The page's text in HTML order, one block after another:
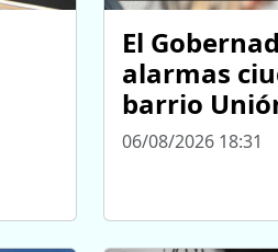
El
alarmas
barrio
06/08/2026 18:31